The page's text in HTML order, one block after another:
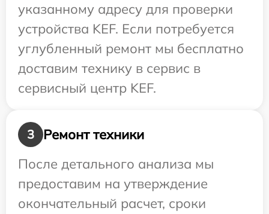
указанному адресу для проверки
устройства KEF. Если потребуется
углубленный ремонт мы бесплатно
доставим технику в сервис в
сервисный центр KEF.
3
Ремонт техники
После детального анализа мы
предоставим на утверждение
окончательный расчет, сроки